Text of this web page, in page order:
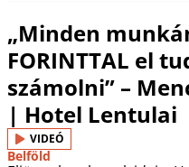
„Minden
FORINTTAL el
számolni” –
| Hotel Lentulai
VIDEÓ
Belföld